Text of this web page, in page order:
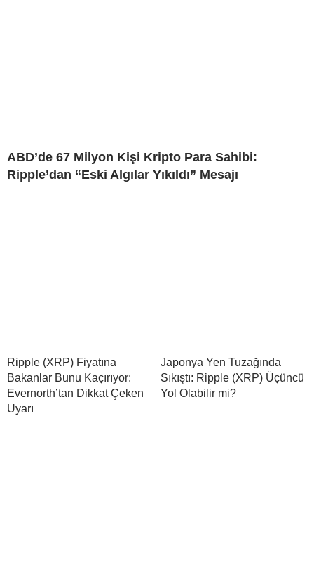
ABD’de 67 Milyon Kişi Kripto Para Sahibi:
Ripple’dan “Eski Algılar Yıkıldı” Mesajı
Ripple (XRP) Fiyatına
Bakanlar Bunu Kaçırıyor:
Evernorth’tan Dikkat Çeken
Uyarı
Japonya Yen Tuzağında
Sıkıştı: Ripple (XRP) Üçüncü
Yol Olabilir mi?